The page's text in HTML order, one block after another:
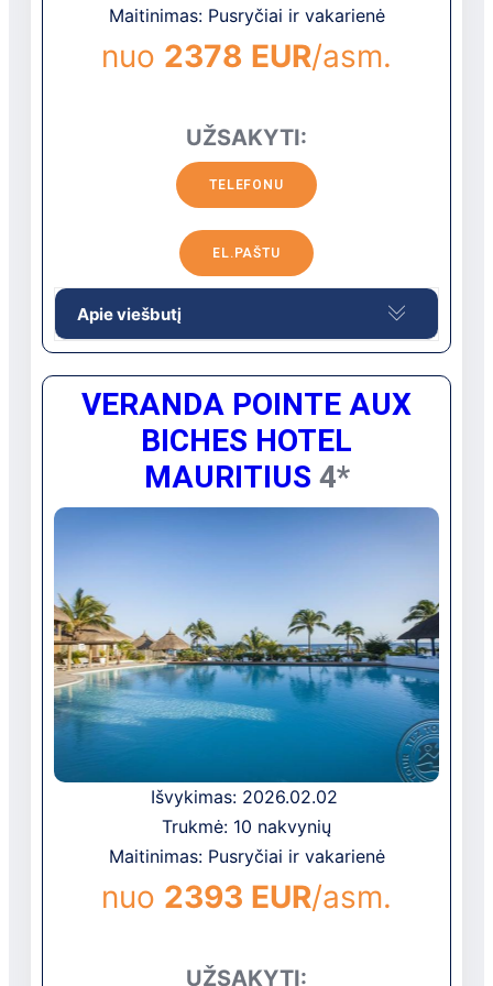
nuo sostinės Port Luiso.
Pervežimas iš oro uosto: 1
val.
Maitinimas: Pusryčiai ir vakarienė
nuo 2378 EUR/asm.
UŽSAKYTI:
TELEFONU
EL.PAŠTU
Apie viešbutį
Taiką ir ramybę simbolizuojanti vieta yra
tarp kokosų ir palmių. „Solana Beach Hotel“
yra natūralaus grožio ir modernaus dizaino
derinys. Viešbutis įkūnija originalią ryškių
raštų dizaino koncepciją, derinamą su
neutralių atspalvių baldais. Iš visų kambarių
VERANDA POINTE AUX
BICHES HOTEL
MAURITIUS4*
Išvykimas: 2026.02.02
Trukmė: 10 nakvynių
Maitinimas: Pusryčiai ir vakarienė
nuo 2393 EUR/asm.
UŽSAKYTI: